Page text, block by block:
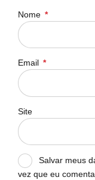
Nome *
Email *
Site
Salvar meus
vez que eu